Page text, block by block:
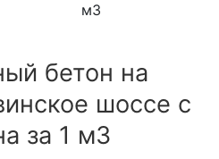
м3
бетон на
шоссе с
за 1 м3